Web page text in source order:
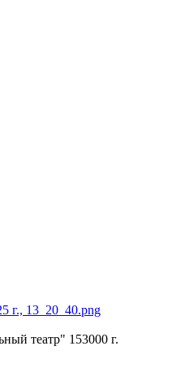
театр" 153000 г.